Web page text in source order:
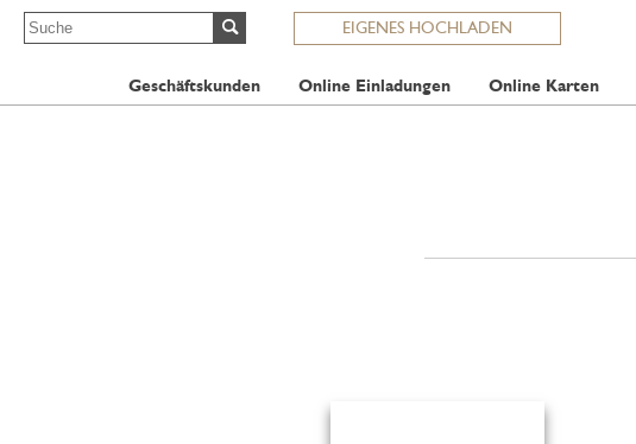
EIGENES HOCHLADEN
Geschäftskunden Online Einladungen Online Karten